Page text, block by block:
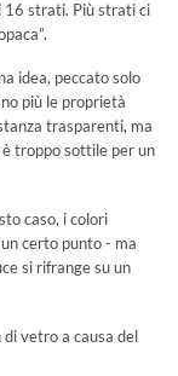
16 strati. Più strati ci
idea, peccato solo
più le proprietà
trasparenti, ma
troppo sottile per un
caso, i colori
certo punto - ma
si rifrange su un
vetro a causa del